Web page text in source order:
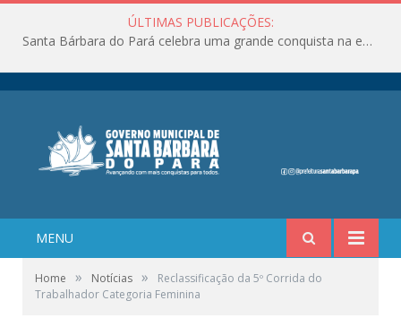
ÚLTIMAS PUBLICAÇÕES:
Santa Bárbara do Pará celebra uma grande conquista na educação!
MENU
Home » Notícias »
Reclassificação da 5º Corrida do
Trabalhador Categoria Feminina